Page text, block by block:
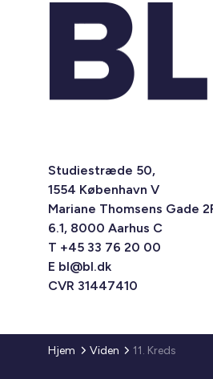
Studiestræde 50,
1554 København V
Mariane Thomsens Gade
6.1, 8000 Aarhus C
T +45 33 76 20 00
E bl@bl.dk
CVR 31447410
Hjem Viden 11. Kreds